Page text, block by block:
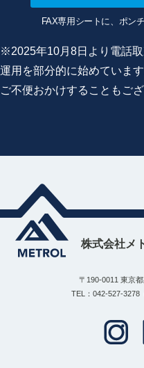
FAX専用シートに、ポン
※2025年10月8日より電話
運用を部分的に始めています
ご不便おかけすることもご
株式会社メ
〒190-0011 東京
TEL：042-527-3278